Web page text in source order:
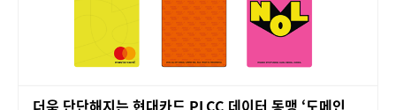
더욱 단단해지는 현대카드 PLCC 데이터 동맹 ‘도메인